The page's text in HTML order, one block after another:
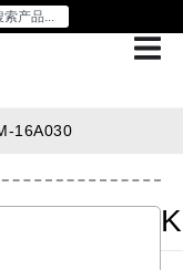
16A030